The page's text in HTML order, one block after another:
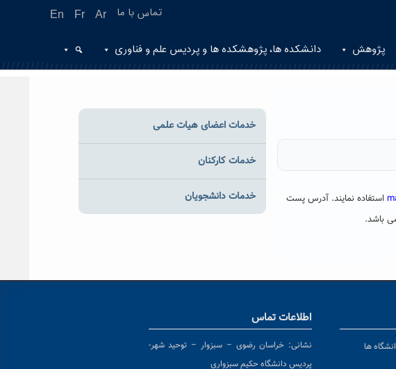
En Fr Ar تماس با ما
پژوهش دانشکده ها، پژوهشکده ها و پردیس علم و فناوری
استفاده نمایند. آدرس پست
خدمات اعضای هیات علمی
خدمات کارکنان
خدمات دانشجویان
ها
اطلاعات تماس
نشانی: خراسان رضوی – سبزوار – توحید شهر-
پردیس دانشگاه حکیم سبزواری